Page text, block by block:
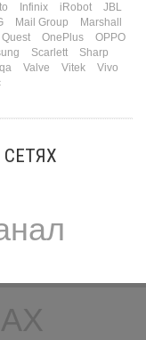
Infinix iRobot
JBL
Mail Group
Marshall
OnePlus
OPPO
Scarlett
Sharp
Valve Vitek
Vivo